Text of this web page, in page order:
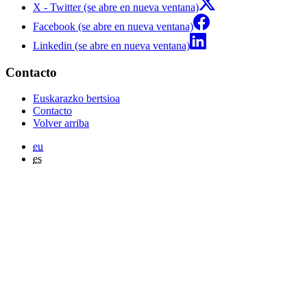
X - Twitter (se abre en nueva ventana)
Facebook (se abre en nueva ventana)
Linkedin (se abre en nueva ventana)
Contacto
Euskarazko bertsioa
Contacto
Volver arriba
eu
es